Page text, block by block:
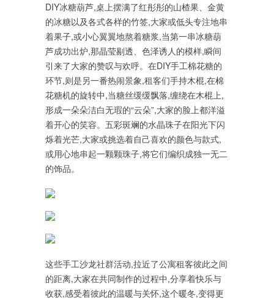
DIY冰糖葫芦,桌上摆满了红彤彤的山楂果、金黄
的冰糖以及各式各样的竹签,大家或低头专注地串
着果子,或小心翼翼地熬着糖浆,当第一串冰糖葫
芦成功出炉,那晶莹剔透、色泽诱人的模样,瞬间
引来了大家的赞叹与欢呼。在DIY手工棉花糖的
环节,则是另一番热闹景象,租客们手持木棍,在棉
花糖机的旋转中,当糖丝缓缓飘落,缠绕在木棍上,
形成一朵朵洁白无瑕的“云朵”,大家的脸上都洋溢
着开心的笑容。五彩斑斓的水晶珠子在阳光下闪
烁着光芒,大家或挑选着自己喜欢的颜色与款式,
或用心地串起一颗颗珠子,将它们编织成独一无二
的饰品。
这些手工沙龙社群活动,拉近了公寓租客彼此之间
的距离,大家在共同制作的过程中,分享着快乐与
收获,感受着彼此的温暖与关怀,这个暖冬,变得更